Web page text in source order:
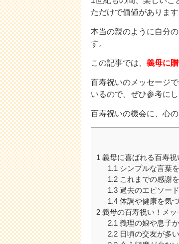
ただけで価値があります
本当の親のように自分
す。
この記事では、 義母に
百寿祝いのメッセージ
いるので、ぜひ参考にし
百寿祝いの機会に、心
1 義母に喜ばれる百寿
1.1 シンプルな言葉
1.2これまでの感謝
1.3過去のエピソー
1.4体調や健康を気
2 義母の百寿祝い！メ
2.1 義理の娘や息子
2.2日頃の交友が多